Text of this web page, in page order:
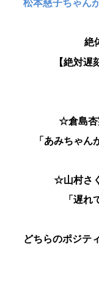
松本慈子ちゃん
絶
【絶対遅
☆倉島杏
「あみちゃん
☆山村さ
「遅れ
どちらのポジテ